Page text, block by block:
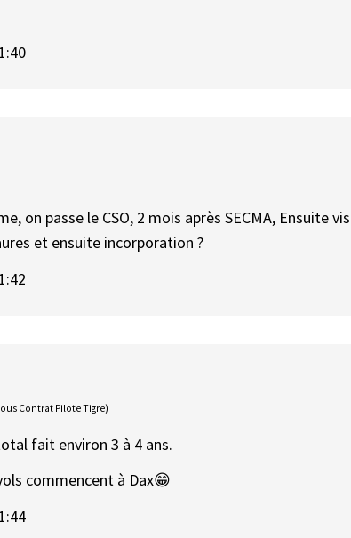
on passe le CSO, 2 mois après SECMA, Ensuite
et ensuite incorporation ?
Contrat Pilote Tigre)
fait environ 3 à 4 ans.
commencent à Dax😁